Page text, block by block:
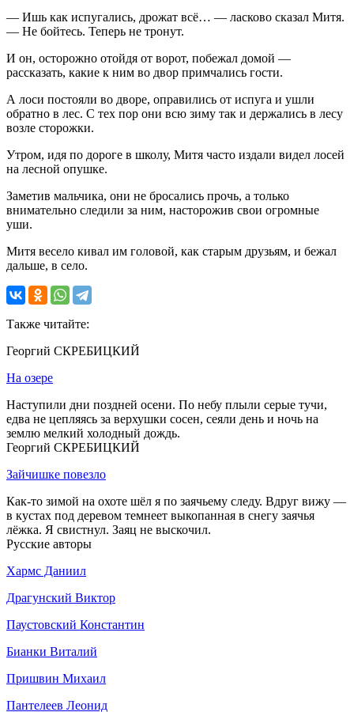
— Ишь как испугались, дрожат всё… — ласково сказал Митя.
— Не бойтесь. Теперь не тронут.
И он, осторожно отойдя от ворот, побежал домой —
рассказать, какие к ним во двор примчались гости.
А лоси постояли во дворе, оправились от испуга и ушли
обратно в лес. С тех пор они всю зиму так и держались в лесу
возле сторожки.
Утром, идя по дороге в школу, Митя часто издали видел лосей
на лесной опушке.
Заметив мальчика, они не бросались прочь, а только
внимательно следили за ним, насторожив свои огромные
уши.
Митя весело кивал им головой, как старым друзьям, и бежал
дальше, в село.
Также читайте:
Георгий СКРЕБИЦКИЙ
На озере
Наступили дни поздней осени. По небу плыли серые тучи,
едва не цепляясь за верхушки сосен, сеяли день и ночь на
землю мелкий холодный дождь.
Георгий СКРЕБИЦКИЙ
Зайчишке повезло
Как-то зимой на охоте шёл я по заячьему следу. Вдруг вижу —
в кустах под деревом темнеет выкопанная в снегу заячья
лёжка. Я свистнул. Заяц не выскочил.
Русские авторы
Хармс Даниил
Драгунский Виктор
Паустовский Константин
Бианки Виталий
Пришвин Михаил
Пантелеев Леонид